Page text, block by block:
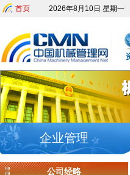
首页 2026年8月10日 星期一
企业管理
公司经略